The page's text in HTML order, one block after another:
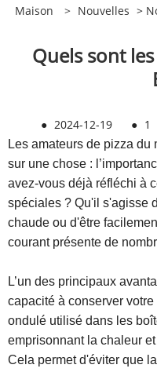
Maison > Nouvelles >
Quels sont
● 2024-12-19 ● 1
Les amateurs de pizza du
sur une chose :
avez-vous déjà réfléchi à
spéciales ? Qu'il s'agisse
chaude ou d'être
courant présente de
L’un des principaux
capacité à conserver
ondulé utilisé dans les
emprisonnant la chaleur
Cela permet d'éviter que